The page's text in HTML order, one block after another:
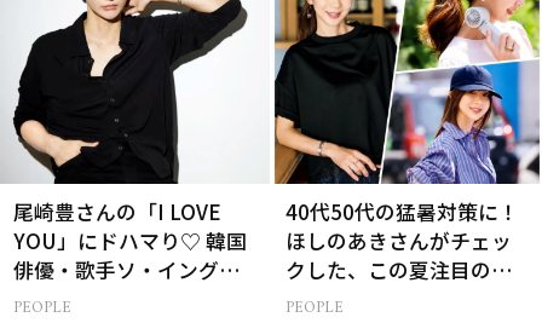
尾崎豊さんの「I LOVE
YOU」にドハマり♡ 韓国
俳優・歌手ソ・イングク
さんの音楽がすべての人
PEOPLE
40代50代の猛暑対策に！
ほしのあきさんがチェッ
クした、この夏注目の暑
さ対策グッズ3選
PEOPLE